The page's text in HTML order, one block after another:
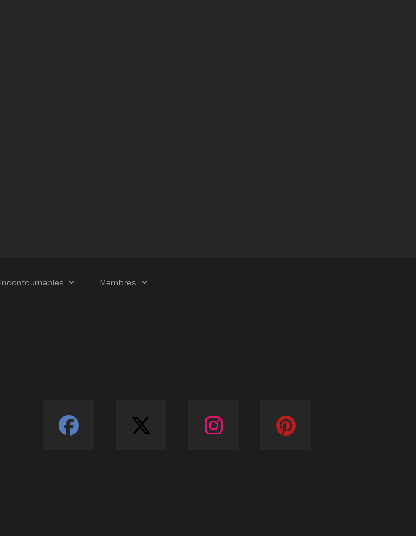
Incontournables Membres